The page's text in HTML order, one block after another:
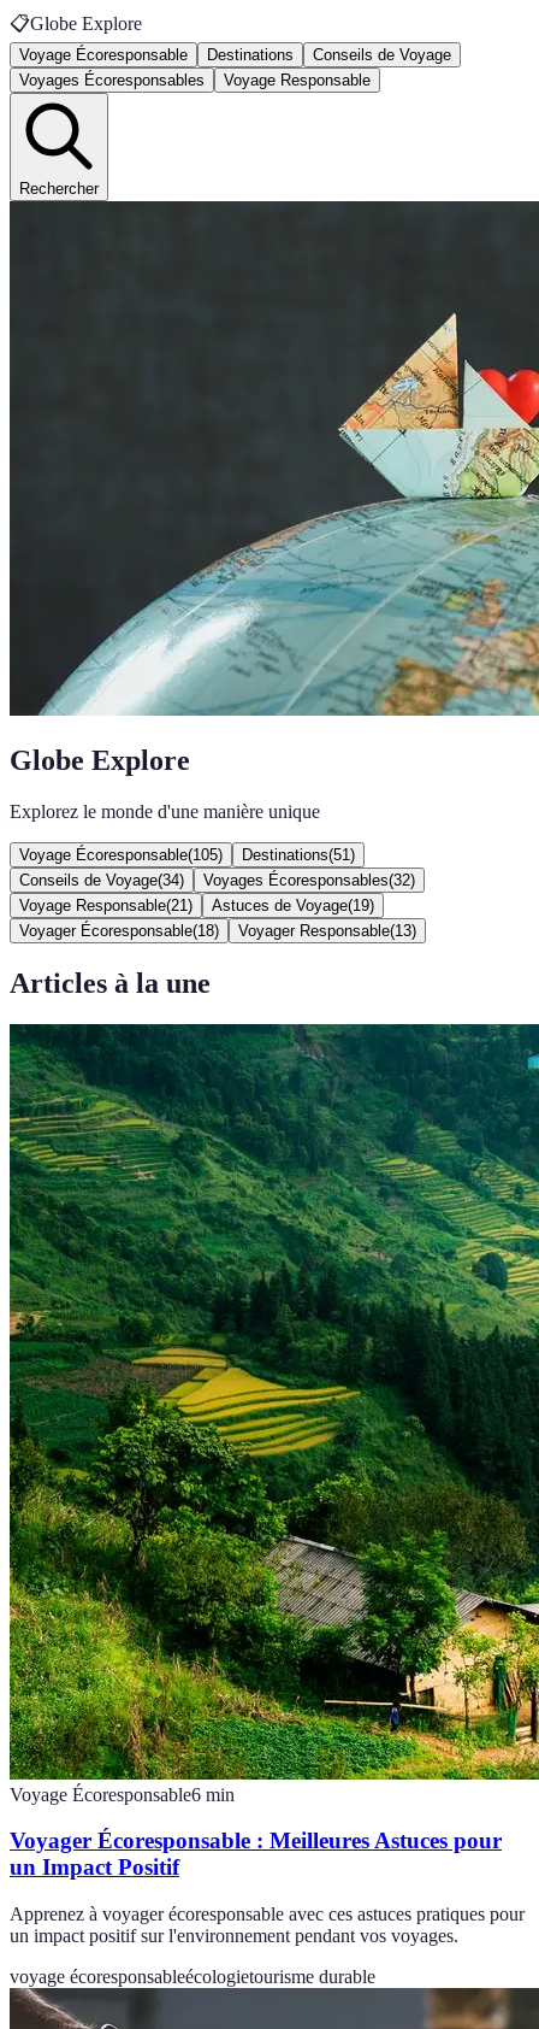
📋Globe Explore
Voyage Écoresponsable Destinations
Conseils de Voyage
Voyages Écoresponsables
Voyage Responsable
Rechercher
Globe Explore
Explorez le monde d'une manière unique
Voyage Écoresponsable(105) Destinations(51 )
Conseils de Voyage(34) Voyages Écoresponsables(32)
Voyage Responsable(21 ) Astuces de Voyage(19)
Voyager Écoresponsable(18) Voyager Responsable(13)
Articles à la une
Voyage Écoresponsable6 min
Voyager Écoresponsable : Meilleures Astuces pour
un Impact Positif
Apprenez à voyager écoresponsable avec ces astuces pratiques pour
un impact positif sur l'environnement pendant vos voyages.
voyage écoresponsableécologietourisme durable